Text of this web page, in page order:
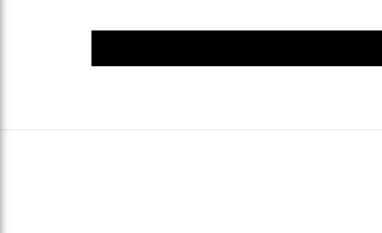
Stadiongaststätte Klömpchensklub